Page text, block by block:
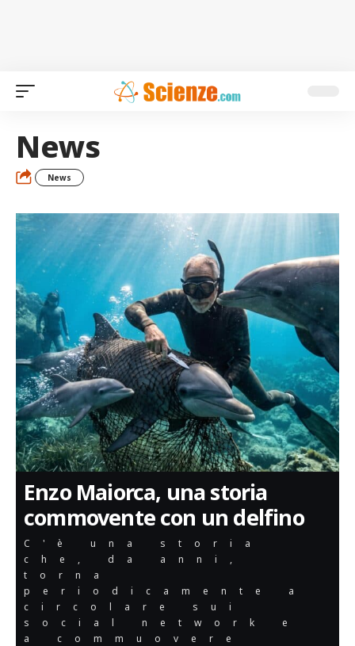
News
News
Enzo Maiorca, una storia
commovente con un delfino
C'è una storia
che, da anni,
torna
periodicamente a
circolare sui
social network e
a commuovere